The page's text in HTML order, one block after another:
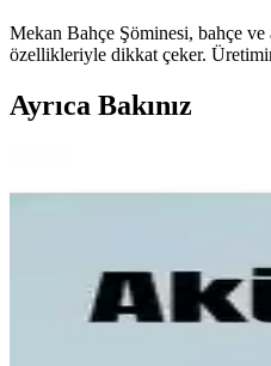
Mekan Bahçe Şöminesi, bahçe ve
özellikleriyle dikkat çeker.
Ayrıca Bakınız
Lastik Toka Setleri
Elektronik ve ev aksesuarları